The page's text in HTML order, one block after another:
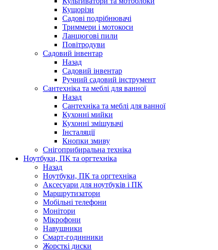
Кущорізи
Садові подрібнювачі
Триммери і мотокоси
Ланцюгові пили
Повітродуви
Садовий інвентар
Назад
Садовий інвентар
Ручний садовий інструмент
Сантехніка та меблі для ванної
Назад
Сантехніка та меблі для ванної
Кухонні мийки
Кухонні змішувачі
Інсталяції
Кнопки змиву
Снігоприбиральна техніка
Ноутбуки, ПК та оргтехніка
Назад
Ноутбуки, ПК та оргтехніка
Аксесуари для ноутбуків і ПК
Маршрутизатори
Мобільні телефони
Монітори
Мікрофони
Навушники
Смарт-годинники
Жорсткі диски